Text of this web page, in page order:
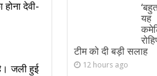
देवी-
जली हुई
यह
टीम को दी बड़ी सलाह
12 hours ago